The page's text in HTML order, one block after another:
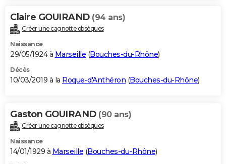
Claire GOUIRAND (94 ans)
Créer une cagnotte obsèques
Naissance
29/05/1924 à Marseille (Bouches-du-Rhône)
Décès
10/03/2019 à la Roque-d'Anthéron (Bouches-du-Rhône)
Gaston GOUIRAND (90 ans)
Créer une cagnotte obsèques
Naissance
14/01/1929 à Marseille (Bouches-du-Rhône)